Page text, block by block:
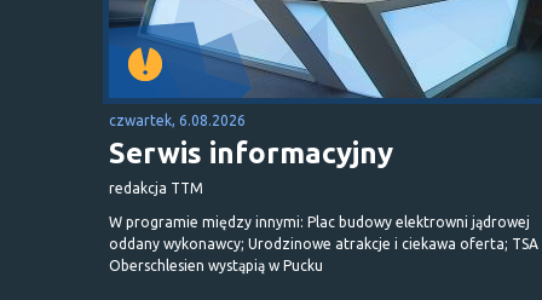
czwartek, 6.08.2026
Serwis informacyjny
redakcja TTM
W programie między innymi: Plac budowy elektrowni jądrowej
oddany wykonawcy; Urodzinowe atrakcje i ciekawa oferta; TSA
Oberschlesien wystąpią w Pucku